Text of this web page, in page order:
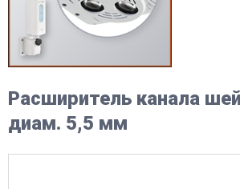
Расширитель канала
диам. 5,5 мм